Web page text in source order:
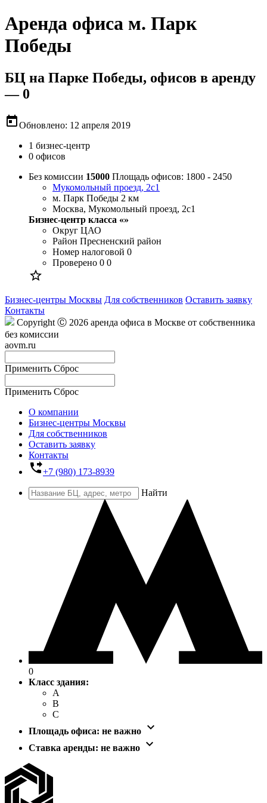
Аренда офиса м. Парк
Победы
БЦ на Парке Победы, офисов в аренду
— 0
todayОбновлено: 12 апреля 2019
1 бизнес-центр
0 офисов
Без комиссии 15000 Площадь офисов: 1800 - 2450
Мукомольный проезд, 2с1
м. Парк Победы 2 км
Москва, Мукомольный проезд, 2с1
Бизнес-центр класса «»
Округ ЦАО
Район Пресненский район
Номер налоговой 0
Проверено 0 0

Бизнес-центры Москвы Для собственников Оставить заявку
Контакты
Copyright Ⓒ 2026 аренда офиса в Москве от собственника
без комиссии
aovm.ru
Применить Сброс
Применить Сброс
О компании
Бизнес-центры Москвы
Для собственников
Оставить заявку
Контакты
phone_forwarded+7 (980) 173-8939
Найти
0
Класс здания:
A
B
C
Площадь офиса: не важно 
Ставка аренды: не важно 